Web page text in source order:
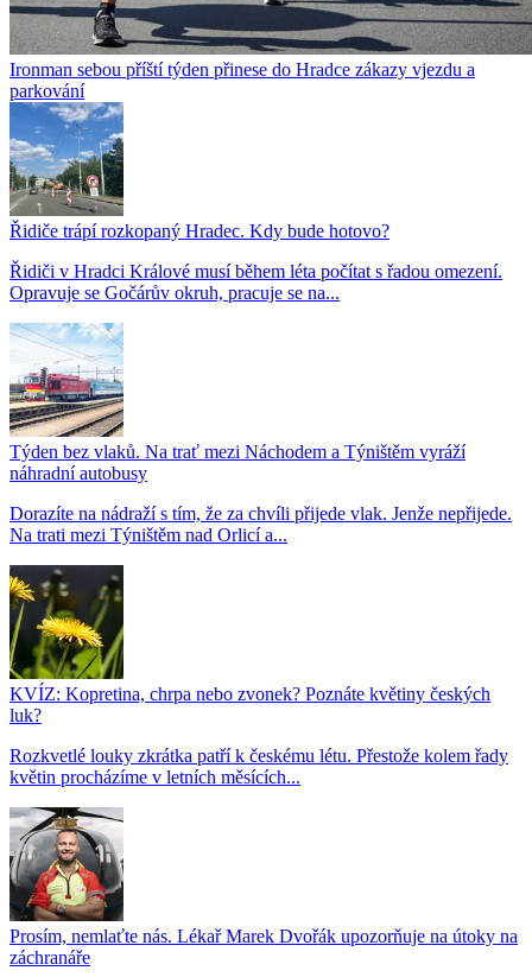
Ironman sebou příští týden přinese do Hradce zákazy vjezdu a
parkování
Řidiče trápí rozkopaný Hradec. Kdy bude hotovo?
Řidiči v Hradci Králové musí během léta počítat s řadou omezení.
Opravuje se Gočárův okruh, pracuje se na...
Týden bez vlaků. Na trať mezi Náchodem a Týništěm vyráží
náhradní autobusy
Dorazíte na nádraží s tím, že za chvíli přijede vlak. Jenže nepřijede.
Na trati mezi Týništěm nad Orlicí a...
KVÍZ: Kopretina, chrpa nebo zvonek? Poznáte květiny českých
luk?
Rozkvetlé louky zkrátka patří k českému létu. Přestože kolem řady
květin procházíme v letních měsících...
Prosím, nemlaťte nás. Lékař Marek Dvořák upozorňuje na útoky na
záchranáře